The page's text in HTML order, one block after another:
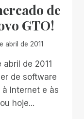
de
GTO!
abril de 2011
de 2011
de software
Internet e às
hoje...